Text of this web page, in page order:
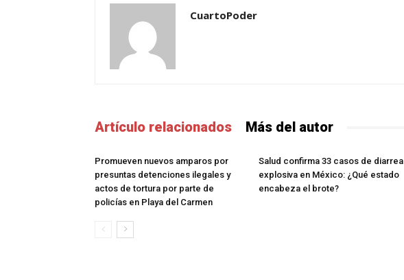
CuartoPoder
Artículo relacionados Más del autor
Promueven nuevos amparos por
presuntas detenciones ilegales y
actos de tortura por parte de
policías en Playa del Carmen
Salud confirma 33 casos de diarrea
explosiva en México: ¿Qué estado
encabeza el brote?